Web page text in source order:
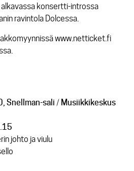
konsertti-introssa
ravintola Dolcessa.
www.netticket.fi
Snellman-sali / Musiikkikeskus
johto ja viulu